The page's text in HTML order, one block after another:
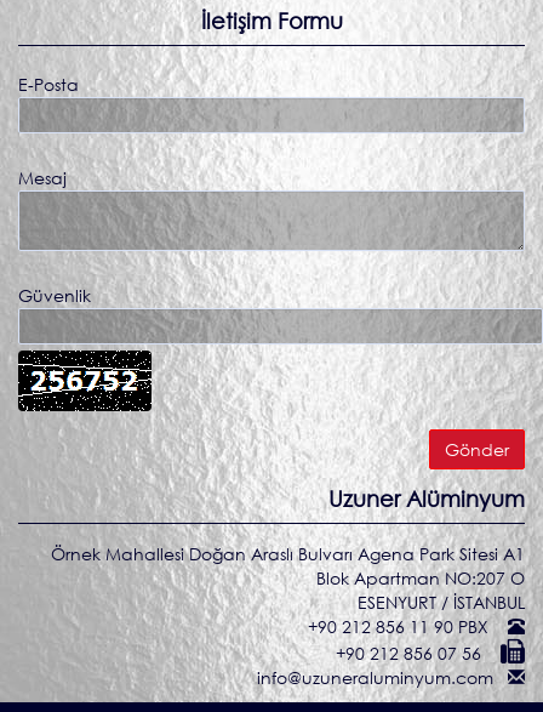
İletişim Formu
E-Posta
Mesaj
Güvenlik
Uzuner Alüminyum
Örnek Mahallesi Doğan Araslı Bulvarı Agena Park Sitesi A1
Blok Apartman NO:207 O
ESENYURT / İSTANBUL
+90 212 856 11 90 PBX
+90 212 856 07 56
info@uzuneraluminyum.com